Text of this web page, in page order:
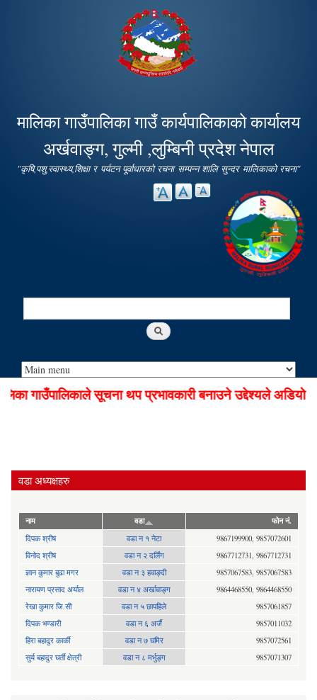
main
content
मालिका गाउँपालिका गाउँ कार्यपालिकाको कार्यालय
अर्खवाङ्ग, गुल्मी ,लुम्बिनी प्रदेश नेपाल
"कृषि,पशु,स्वास्थ्य,शिक्षा र पर्यटन पूर्वाधारको रचना सम्पन्न शालि सुन्दर मालिकाको रचना"
Search
गाउँपालिकाले सूचना थप प्रभावकारी बनाउने उद्देश्यले अडियो
वडा अध्यक्षहरु
नाम वडा फोन नं.
दिपक श्रीष वडा न १ नेटा
9867199900, 9857072601
विनोद श्रीष
वडा न २ दर्लिंग
9867712731, 9867712731
ज्ञान कुमार बुढा मगर
वडा न ३ हवाङ्दी
9857067583, 9857067583
नारायण प्रसाद अर्याल
वडा न‍ ४ अर्खावाङ्ग
9864468550, 9864468550
रेखा कुमार जि.सी
वडा न ५ छापहिले
9857061857
दिपक भण्डारी
वडा न ६ अर्जै
9857011032
हिरा बहादुर कार्की
वडा न ७ घमिर
9857072561
सुर्य बहादुर घर्ती क्षेत्री
वडा न ८ मर्भुङ्ग 9857071307